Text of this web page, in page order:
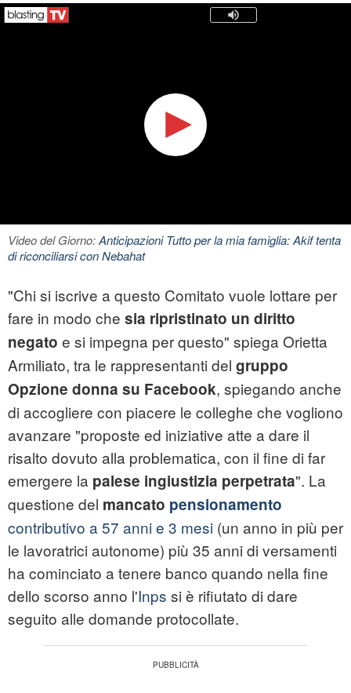
Video del Giorno:Anticipazioni Tutto per la mia famiglia: Akif tenta
di riconciliarsi con Nebahat
"Chi si iscrive a questo Comitato vuole lottare per
fare in modo che sia ripristinato un diritto
negato e si impegna per questo" spiega Orietta
Armiliato, tra le rappresentanti del gruppo
Opzione donna su Facebook, spiegando anche
di accogliere con piacere le colleghe che vogliono
avanzare "proposte ed iniziative atte a dare il
risalto dovuto alla problematica, con il fine di far
emergere la palese ingiustizia perpetrata". La
questione del mancato pensionamento
contributivo a 57 anni e 3 mesi (un anno in più per
le lavoratrici autonome) più 35 anni di versamenti
ha cominciato a tenere banco quando nella fine
dello scorso anno l'Inps si è rifiutato di dare
seguito alle domande protocollate.